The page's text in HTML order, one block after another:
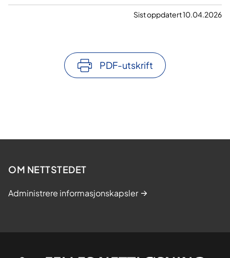
Sist oppdatert 10.04.2026
PDF-utskrift
OM NETTSTEDET
Administrere informasjonskapsler